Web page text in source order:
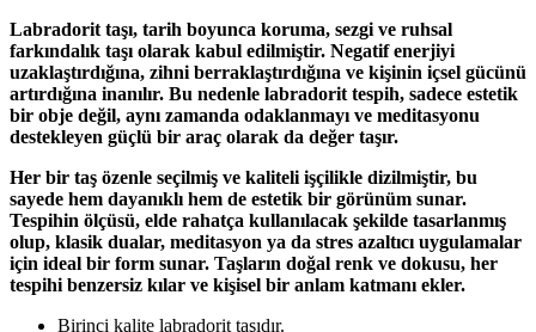
Labradorit taşı, tarih boyunca koruma, sezgi ve ruhsal
farkındalık taşı olarak kabul edilmiştir. Negatif enerjiyi
uzaklaştırdığına, zihni berraklaştırdığına ve kişinin içsel gücünü
artırdığına inanılır. Bu nedenle labradorit tespih, sadece estetik
bir obje değil, aynı zamanda odaklanmayı ve meditasyonu
destekleyen güçlü bir araç olarak da değer taşır.
Her bir taş özenle seçilmiş ve kaliteli işçilikle dizilmiştir, bu
sayede hem dayanıklı hem de estetik bir görünüm sunar.
Tespihin ölçüsü, elde rahatça kullanılacak şekilde tasarlanmış
olup, klasik dualar, meditasyon ya da stres azaltıcı uygulamalar
için ideal bir form sunar. Taşların doğal renk ve dokusu, her
tespihi benzersiz kılar ve kişisel bir anlam katmanı ekler.
Birinci kalite labradorit taşıdır.